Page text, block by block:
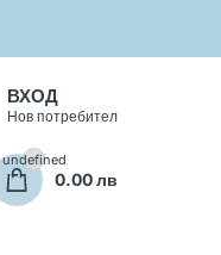
ВХОД
Нов потребител
undefined
0.00 лв